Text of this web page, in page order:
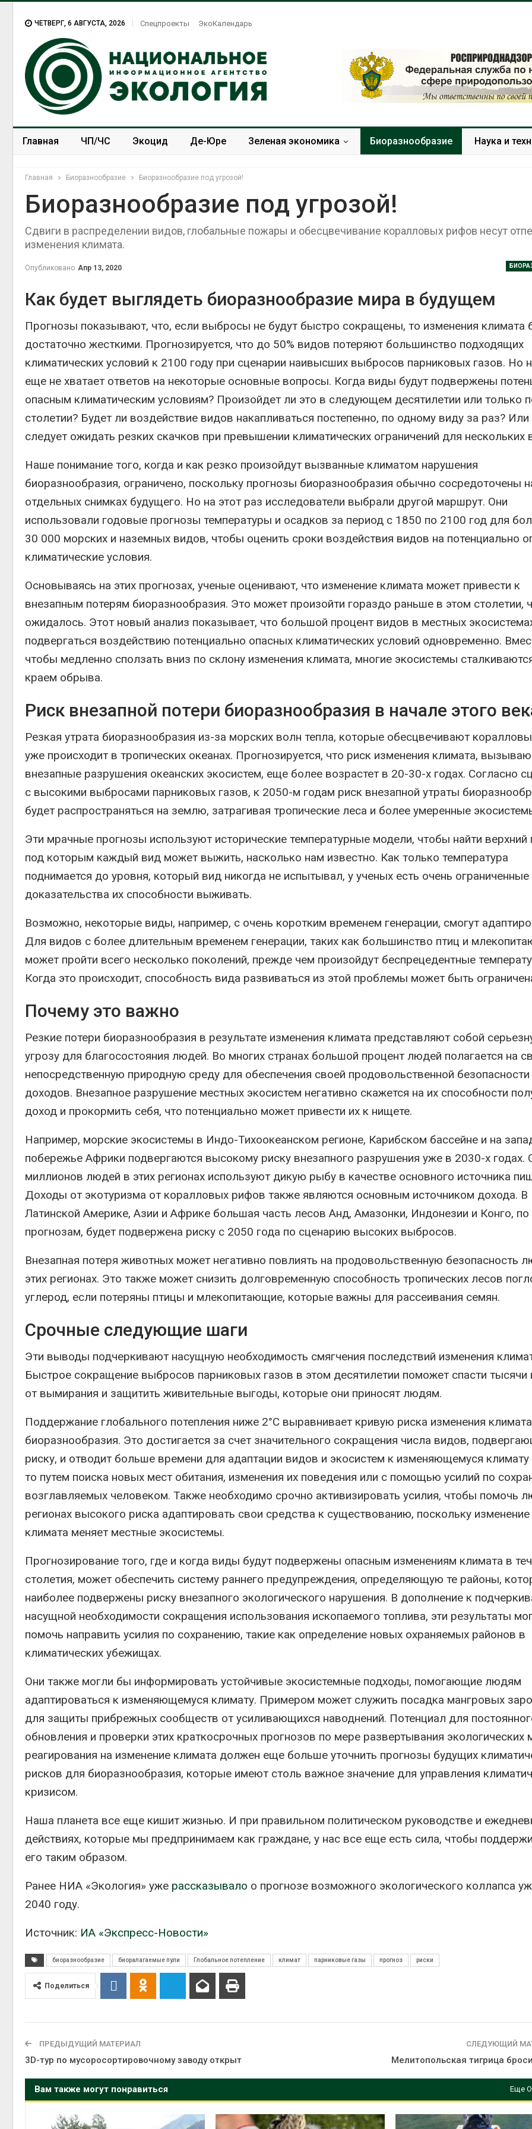
ЧЕТВЕРГ, 6 АВГУСТА, 2026 Спецпроекты ЭкоКалендарь
Главная ЧП/ЧС Экоцид Де-Юре Зеленая экономика Биоразнообразие Наука и
Главная Биоразнообразие Биоразнообразие под угрозой!
Биоразнообразие под угрозой!
Сдвиги в распределении видов, глобальные пожары и обесцвечивание коралловых рифов несут
изменения климата.
Опубликовано Апр 13, 2020
Как будет выглядеть биоразнообразие мира в будущем
Прогнозы показывают, что, если выбросы не будут быстро сокращены, то изменения климата
достаточно жесткими. Прогнозируется, что до 50% видов потеряют большинство подходящих
климатических условий к 2100 году при сценарии наивысших выбросов парниковых газов. Но
еще не хватает ответов на некоторые основные вопросы. Когда виды будут подвержены
опасным климатическим условиям? Произойдет ли это в следующем десятилетии или только
столетии? Будет ли воздействие видов накапливаться постепенно, по одному виду за раз?
следует ожидать резких скачков при превышении климатических ограничений для нескольких
Наше понимание того, когда и как резко произойдут вызванные климатом нарушения
биоразнообразия, ограничено, поскольку прогнозы биоразнообразия обычно сосредоточены
отдельных снимках будущего. Но на этот раз исследователи выбрали другой маршрут. Они
использовали годовые прогнозы температуры и осадков за период с 1850 по 2100 год для
30 000 морских и наземных видов, чтобы оценить сроки воздействия видов на потенциально
климатические условия.
Основываясь на этих прогнозах, ученые оценивают, что изменение климата может привести к
внезапным потерям биоразнообразия. Это может произойти гораздо раньше в этом столетии,
ожидалось. Этот новый анализ показывает, что большой процент видов в местных
подвергаться воздействию потенциально опасных климатических условий одновременно.
чтобы медленно сползать вниз по склону изменения климата, многие экосистемы
краем обрыва.
Риск внезапной потери биоразнообразия в начале этого
Резкая утрата биоразнообразия из-за морских волн тепла, которые обесцвечивают
уже происходит в тропических океанах. Прогнозируется, что риск изменения климата,
внезапные разрушения океанских экосистем, еще более возрастет в 20-30-х годах. Согласно
с высокими выбросами парниковых газов, к 2050-м годам риск внезапной утраты
будет распространяться на землю, затрагивая тропические леса и более умеренные
Эти мрачные прогнозы используют исторические температурные модели, чтобы найти верхний
под которым каждый вид может выжить, насколько нам известно. Как только температура
поднимается до уровня, который вид никогда не испытывал, у ученых есть очень ограниченные
доказательства их способности выживать.
Возможно, некоторые виды, например, с очень коротким временем генерации, смогут
Для видов с более длительным временем генерации, таких как большинство птиц и
может пройти всего несколько поколений, прежде чем произойдут беспрецедентные
Когда это происходит, способность вида развиваться из этой проблемы может быть
Почему это важно
Резкие потери биоразнообразия в результате изменения климата представляют собой
угрозу для благосостояния людей. Во многих странах большой процент людей полагается на
непосредственную природную среду для обеспечения своей продовольственной безопасности
доходов. Внезапное разрушение местных экосистем негативно скажется на их способности
доход и прокормить себя, что потенциально может привести их к нищете.
Например, морские экосистемы в Индо-Тихоокеанском регионе, Карибском бассейне и на
побережье Африки подвергаются высокому риску внезапного разрушения уже в 2030-х годах.
миллионов людей в этих регионах используют дикую рыбу в качестве основного источника
Доходы от экотуризма от коралловых рифов также являются основным источником дохода. В
Латинской Америке, Азии и Африке большая часть лесов Анд, Амазонки, Индонезии и Конго, по
прогнозам, будет подвержена риску с 2050 года по сценарию высоких выбросов.
Внезапная потеря животных может негативно повлиять на продовольственную безопасность
этих регионах. Это также может снизить долговременную способность тропических лесов
углерод, если потеряны птицы и млекопитающие, которые важны для рассеивания семян.
Срочные следующие шаги
Эти выводы подчеркивают насущную необходимость смягчения последствий изменения
Быстрое сокращение выбросов парниковых газов в этом десятилетии поможет спасти тысячи
от вымирания и защитить живительные выгоды, которые они приносят людям.
Поддержание глобального потепления ниже 2°C выравнивает кривую риска изменения
биоразнообразия. Это достигается за счет значительного сокращения числа видов,
риску, и отводит больше времени для адаптации видов и экосистем к изменяющемуся климату
то путем поиска новых мест обитания, изменения их поведения или с помощью усилий по
возглавляемых человеком. Также необходимо срочно активизировать усилия, чтобы помочь
регионах высокого риска адаптировать свои средства к существованию, поскольку изменение
климата меняет местные экосистемы.
Прогнозирование того, где и когда виды будут подвержены опасным изменениям климата в
столетия, может обеспечить систему раннего предупреждения, определяющую те районы,
наиболее подвержены риску внезапного экологического нарушения. В дополнение к
насущной необходимости сокращения использования ископаемого топлива, эти результаты
помочь направить усилия по сохранению, такие как определение новых охраняемых районов в
климатических убежищах.
Они также могли бы информировать устойчивые экосистемные подходы, помогающие людям
адаптироваться к изменяющемуся климату. Примером может служить посадка мангровых
для защиты прибрежных сообществ от усиливающихся наводнений. Потенциал для
обновления и проверки этих краткосрочных прогнозов по мере развертывания экологических
реагирования на изменение климата должен еще больше уточнить прогнозы будущих
рисков для биоразнообразия, которые имеют столь важное значение для управления
кризисом.
Наша планета все еще кишит жизнью. И при правильном политическом руководстве и
действиях, которые мы предпринимаем как граждане, у нас все еще есть сила, чтобы
его таким образом.
Ранее НИА «Экология» уже рассказывало о прогнозе возможного экологического коллапса
2040 году.
Источник: ИА «Экспресс-Новости»
биоразнообразие биоралагаемые пули Глобальное потепление климат парниковые газы прогноз риски
Поделиться
ПРЕДЫДУЩИЙ МАТЕРИАЛ
3D-тур по мусоросортировочному заводу открыт
СЛЕДУЮЩИЙ
Мелитопольская тигрица
Вам также могут понравиться Еще
В Австралии снизят
стоимость установки
бизнеса
Москвариум отметит 11-
летие трёхдневным
Авг 5, 2026
В Кении противников
строительства АЭС
проверяют по статье о
Авг 5, 2026
Суд запретил
использовать
Авг 5, 2026
оказались «хуже для
показало пределы
экологических расчётов
на экологическую
премию
«Экопозитив-2026»
Авг 5, 2026
МЕГА и ВкусВилл
Учёные предложили
получать питьевую воду
из воздуха с помощью
ветра
Авг 6, 2026
Приложение «Экопульс»
для контроля мусорных
площадок запустят в
сентябре
Европа теряет всё
вредителей и рубок
Авг 6, 2026
В горах Карачаево-
Черкесии выявили новые
места произрастания
краснокнижных растений
производить «животный»
белок для растительного
мяса
Засуха в
Авг 6, 2026
задержали
против
преступлений
Авг 6, 2026
Новый
нарушений
может
Авг 6, 2026
рекордного
В
ликвидируют
последствия
химикатов
меняет
Авг 6, 2026